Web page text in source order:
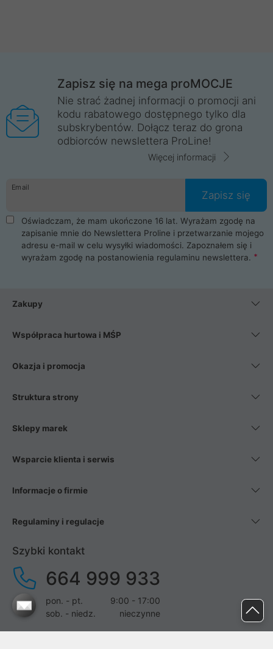
Zapisz się na mega proMOCJE
Nie strać żadnej informacji o promocji ani
kodu rabatowego dostępnego tylko dla
subskrybentów. Dołącz teraz do grona
odbiorców newslettera ProLine!
Więcej informacji
Email
Zapisz się
Oświadczam, że mam ukończone 16 lat. Wyrażam zgodę na
zapisanie mnie do Newslettera Proline i przetwarzanie mojego
adresu e-mail w celu wysyłki wiadomości. Zapoznałem się i
wyrażam zgodę na postanowienia regulaminu newslettera.
Zakupy
Współpraca hurtowa i MŚP
Okazja i promocja
Struktura strony
Sklepy marek
Wsparcie klienta i serwis
Informacje o firmie
Regulaminy i regulacje
Szybki kontakt
664 999 933
pon. - pt.
9:00 - 17:00
sob. - niedz.
nieczynne